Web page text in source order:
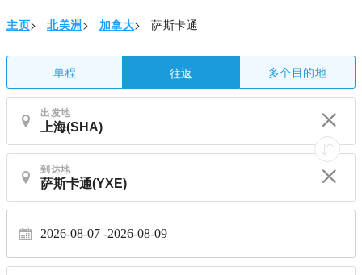
主页> 北美洲> 加拿大> 萨斯卡通
单程 往返 多个目的地
出发地
到达地
2026-08-07 2026-08-09